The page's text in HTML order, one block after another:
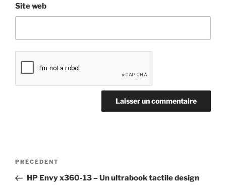
Site web
Navigation
Article
précédent
PRÉCÉDENT
HP Envy x360-13 – Un ultrabook tactile design